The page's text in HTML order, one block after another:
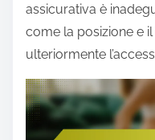
assicurativa è
come la posizione e
ulteriormente